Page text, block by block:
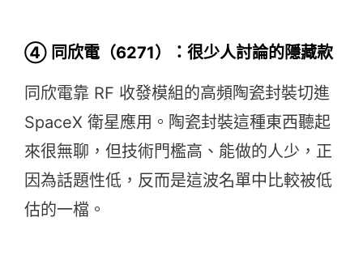
④ 同欣電（6271）：很少人討論的隱藏款
同欣電靠 RF 收發模組的高頻陶瓷封裝切進
SpaceX 衛星應用。陶瓷封裝這種東西聽起
來很無聊，但技術門檻高、能做的人少，正
因為話題性低，反而是這波名單中比較被低
估的一檔。